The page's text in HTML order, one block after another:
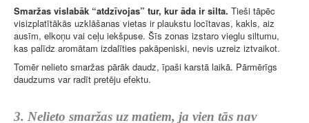
Smaržas vislabāk “atdzīvojas” tur, kur āda ir silta. Tieši tāpēc
visizplatītākās uzklāšanas vietas ir plaukstu locītavas, kakls, aiz
ausīm, elkoņu vai ceļu iekšpuse. Šīs zonas izstaro vieglu siltumu,
kas palīdz aromātam izdalīties pakāpeniski, nevis uzreiz iztvaikot.
Tomēr nelieto smaržas pārāk daudz, īpaši karstā laikā. Pārmērīgs
daudzums var radīt pretēju efektu.
3. Nelieto smaržas uz matiem, ja vien tās nav